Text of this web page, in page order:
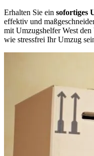
Erhalten Sie ein sofortiges
effektiv und
mit Umzugshelfer West
wie stressfrei Ihr Umzug